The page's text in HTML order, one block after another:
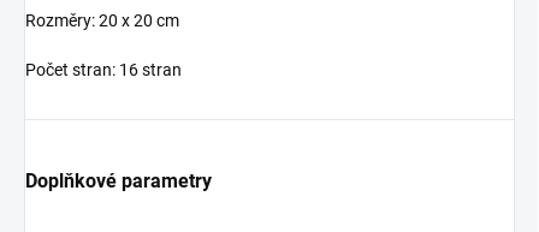
Rozměry: 20 x 20 cm
Počet stran: 16 stran
Doplňkové parametry